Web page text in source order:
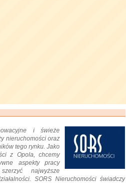
i świeże
nieruchomości oraz
tego rynku. Jako
z Opola, chcemy
aspekty pracy
najwyższe
SORS Nieruchomości świadczy